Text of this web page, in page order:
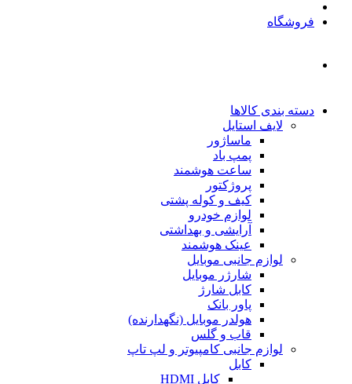
فروشگاه
دسته بندی کالاها
لایف استایل
ماساژور
پمپ باد
ساعت هوشمند
پروژکتور
کیف و کوله پشتی
لوازم خودرو
آرایشی و بهداشتی
عینک هوشمند
لوازم جانبی موبایل
شارژر موبایل
کابل شارژ
پاور بانک
هولدر موبایل (نگهدارنده)
قاب و گلس
لوازم جانبی کامپیوتر و لپ تاپ
کابل
کابل HDMI